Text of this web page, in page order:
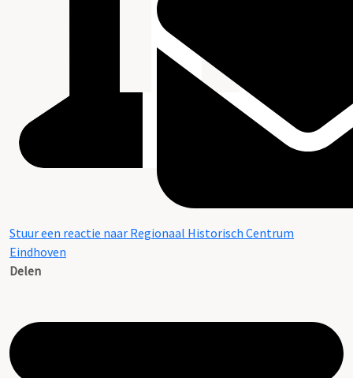
Stuur een reactie naar Regionaal Historisch Centrum
Eindhoven
Delen